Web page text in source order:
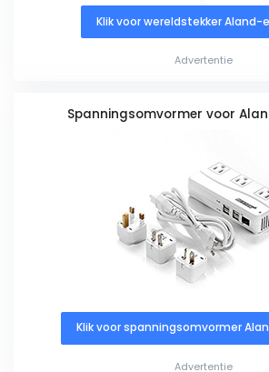
Klik voor wereldstekker Aland-
Advertentie
Spanningsomvormer voor
Klik voor spanningsomvormer
Advertentie